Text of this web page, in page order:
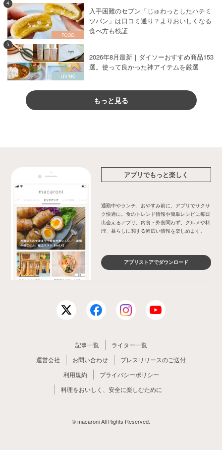
4
入手困難のセブン「じゅわっとしたハチミ
ツパン」は口コミ通り？よりおいしくなる
食べ方も検証
5
2026年8月最新｜ダイソーおすすめ商品153
選。使って良かった神アイテムを厳選
もっと見る
アプリでもっと楽しく
通勤中やランチ、おやすみ前に、アプリでサクサ
ク快適に。食のトレンド情報や簡単レシピに毎日
出会えるアプリ。内食・外食問わず、グルメや料
理、暮らしに関する幅広い情報を楽しめます。
アプリストアでダウンロード
記事一覧
ライター一覧
運営会社
お問い合わせ
プレスリリースのご送付
利用規約
プライバシーポリシー
料理をおいしく、安全に楽しむために
© macaroni All Rights Reserved.